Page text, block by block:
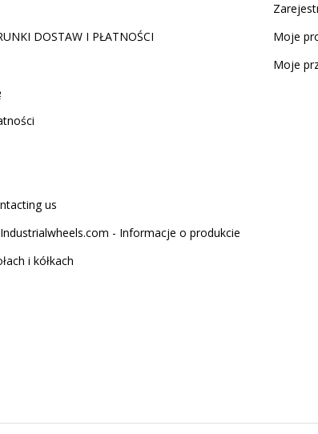
DOSTAW I PŁATNOŚCI
us
- Informacje o produkcie
i kółkach
Moje
Moje